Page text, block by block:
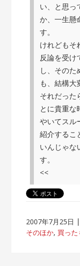
い、と思っ
か、一生懸
す。
けれどもそ
反論を受け
し、その
も、結構大
それだった
とに貴重な
やいてスル
紹介するこ
いんじゃな
す。
<<
2007年7月25日
そのほか, 買った